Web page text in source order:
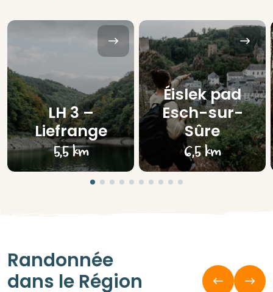
LH 3 –
Liefrange
5,5 km
Éislek pad
Esch-sur-
Sûre
6,5 km
Randonnée
dans le Région